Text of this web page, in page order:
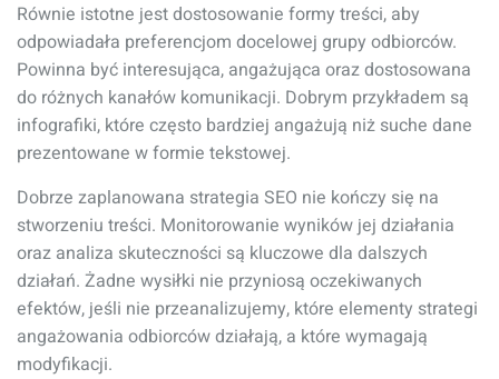
Równie istotne jest dostosowanie formy treści, aby
odpowiadała preferencjom docelowej grupy odbiorców.
Powinna być interesująca, angażująca oraz dostosowana
do różnych kanałów komunikacji. Dobrym przykładem są
infografiki, które często bardziej angażują niż suche dane
prezentowane w formie tekstowej.
Dobrze zaplanowana strategia SEO nie kończy się na
stworzeniu treści. Monitorowanie wyników jej działania
oraz analiza skuteczności są kluczowe dla dalszych
działań. Żadne wysiłki nie przyniosą oczekiwanych
efektów, jeśli nie przeanalizujemy, które elementy strategi
angażowania odbiorców działają, a które wymagają
modyfikacji.